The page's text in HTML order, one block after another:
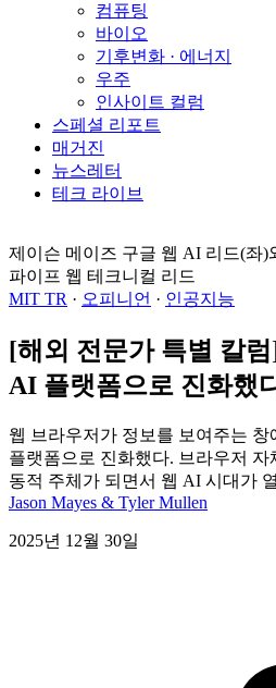
컴퓨팅
바이오
기후변화 · 에너지
우주
인사이트 컬럼
스페셜 리포트
매거진
뉴스레터
테크 라이브
제이슨 메이즈 구글 웹 AI 리드(좌)
파이프 웹 테크니컬 리드
MIT TR · 오피니언 · 인공지능
[해외 전문가 특별 칼
AI 플랫폼으로 진화했
웹 브라우저가 정보를 보여주는
플랫폼으로 진화했다. 브라우저
동적 주체가 되면서 웹 AI 시대가
Jason Mayes & Tyler Mullen
2025년 12월 30일